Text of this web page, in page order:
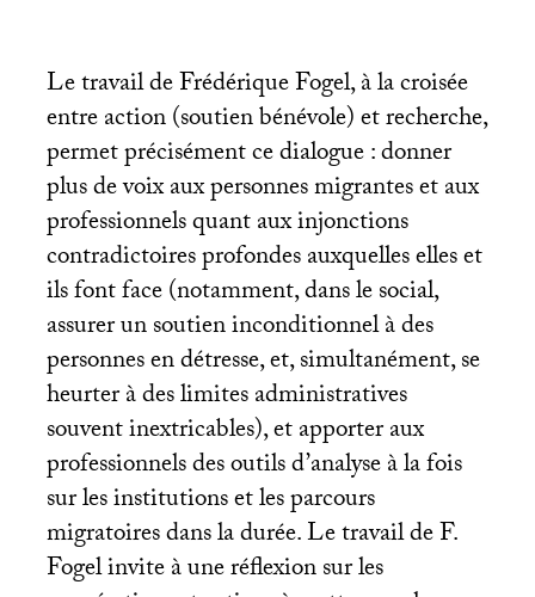
Le travail de Frédérique Fogel, à la croisée
entre action (soutien bénévole) et recherche,
permet précisément ce dialogue : donner
plus de voix aux personnes migrantes et aux
professionnels quant aux injonctions
contradictoires profondes auxquelles elles et
ils font face (notamment, dans le social,
assurer un soutien inconditionnel à des
personnes en détresse, et, simultanément, se
heurter à des limites administratives
souvent inextricables), et apporter aux
professionnels des outils d’analyse à la fois
sur les institutions et les parcours
migratoires dans la durée. Le travail de F.
Fogel invite à une réflexion sur les